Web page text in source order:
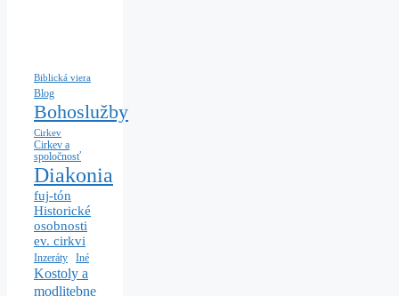
Biblická viera
Blog
Bohoslužby
Cirkev
Cirkev a
spoločnosť
Diakonia
fuj-tón
Historické
osobnosti
ev. cirkvi
Inzeráty Iné
Kostoly a
modlitebne